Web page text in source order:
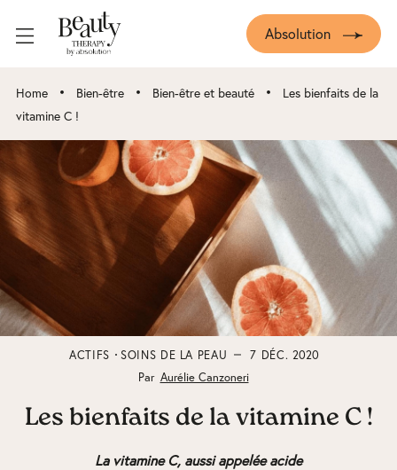
Absolution
Home • Bien-être • Bien-être et beauté •
Les bienfaits de la
vitamine C !
ACTIFS SOINS DE LA PEAU
7 DÉC. 2020
Par Aurélie Canzoneri
Les bienfaits de la vitamine C !
La vitamine C, aussi appelée acide